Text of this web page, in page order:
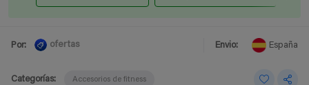
Por: ofertas Envio: España
Categorías: Accesorios de fitness